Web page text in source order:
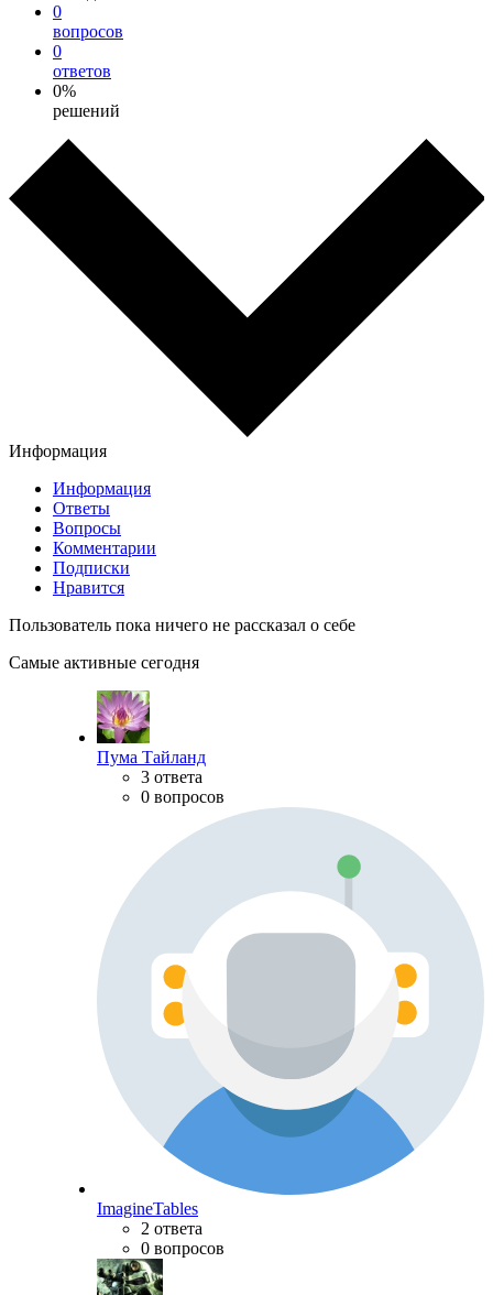
0
вопросов
0
ответов
0%
решений
Информация
Информация
Ответы
Вопросы
Комментарии
Подписки
Нравится
Пользователь пока ничего не рассказал о себе
Самые активные сегодня
Пума Тайланд
3 ответа
0 вопросов
ImagineTables
2 ответа
0 вопросов